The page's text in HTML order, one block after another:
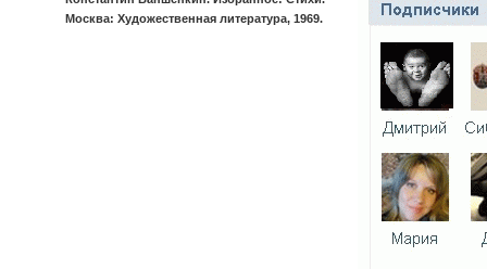
Москва: Художественная литература, 1969.